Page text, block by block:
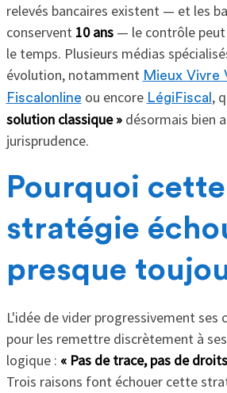
relevés bancaires existent — et les
conservent 10 ans— le contrôle peut
le temps. Plusieurs médias
évolution, notamment Mieux Vivre
Fiscalonline ou encore LégiFiscal ,
solution classique »désormais bien
jurisprudence.
Pourquoi cette
stratégie
presque
L'idée de vider progressivement ses
pour les remettre discrètement à
logique : « Pas de trace, pas de
Trois raisons font échouer cette